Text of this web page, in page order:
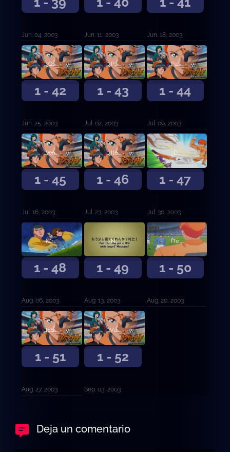
Jun. 04, 2003 Jun. 11, 2003 Jun. 18, 2003
1 - 42
¿Quién es ese? Sargento Chin
Jun. 25, 2003
1 - 43
¿Puedes darme un poco de tiempo para pensar?
Jul. 02, 2003
1 - 44
Padre, estoy bien ahora
Jul. 09, 2003
1 - 45
Ven y tráelo
Jul. 16, 2003
1 - 46
¿Itemea fútbol?
Jul. 23, 2003
1 - 47
¿Dónde planeas llevarme?
Jul. 30, 2003
1 - 48
¡Crees que voy a descansar por aquí!
Aug. 06, 2003
1 - 49
¿No puedes quedarte un poco más? ¡Murakami!
Aug. 13, 2003
1 - 50
¡Te he estado esperando, Kanou Kyosuke-!
Aug. 20, 2003
1 - 51
¡ESPÍRITU DE AKANEGAOKA!
Aug. 27, 2003
1 - 52
¡Vuelve pronto, Kanou Kyosuke!
Sep. 03, 2003
Deja un comentario